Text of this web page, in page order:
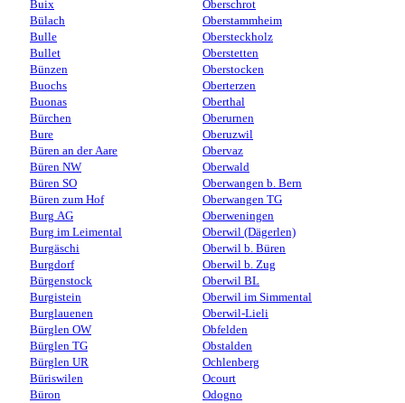
Buix
Bülach
Bulle
Bullet
Bünzen
Buochs
Buonas
Bürchen
Bure
Büren an der Aare
Büren NW
Büren SO
Büren zum Hof
Burg AG
Burg im Leimental
Burgäschi
Burgdorf
Bürgenstock
Burgistein
Burglauenen
Bürglen OW
Bürglen TG
Bürglen UR
Büriswilen
Büron
Oberschrot
Oberstammheim
Obersteckholz
Oberstetten
Oberstocken
Oberterzen
Oberthal
Oberurnen
Oberuzwil
Obervaz
Oberwald
Oberwangen b. Bern
Oberwangen TG
Oberweningen
Oberwil (Dägerlen)
Oberwil b. Büren
Oberwil b. Zug
Oberwil BL
Oberwil im Simmental
Oberwil-Lieli
Obfelden
Obstalden
Ochlenberg
Ocourt
Odogno